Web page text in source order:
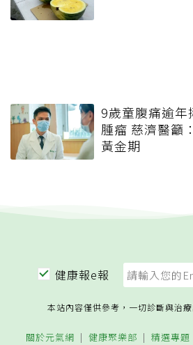
9歲童腹痛逾
腫瘤 慈濟醫籲
黃金期
健康報e報
本站內容僅供參考，一切診斷與治
關於元氣網 健康聚樂部 精選專題